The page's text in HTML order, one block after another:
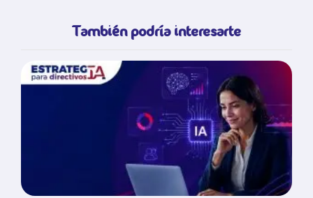
También podría interesarte